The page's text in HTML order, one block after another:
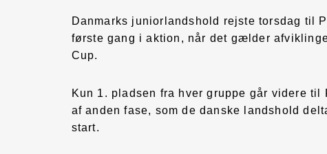
Danmarks juniorlandshold rejste torsdag til
første gang i aktion, når det gælder
Cup.
Kun 1. pladsen fra hver gruppe går videre
af anden fase, som de danske landshold
start.